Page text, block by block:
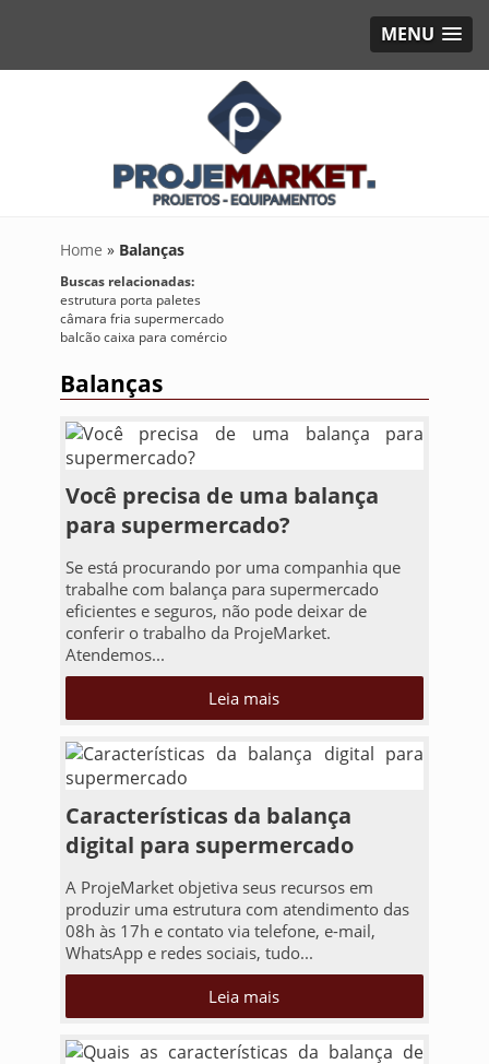
MENU
Home » Balanças
Buscas relacionadas:
estrutura porta paletes
câmara fria supermercado
balcão caixa para comércio
Balanças
Você precisa de uma balança
para supermercado?
Se está procurando por uma companhia que
trabalhe com balança para supermercado
eficientes e seguros, não pode deixar de
conferir o trabalho da ProjeMarket.
Atendemos...
Leia mais
Características da balança
digital para supermercado
A ProjeMarket objetiva seus recursos em
produzir uma estrutura com atendimento das
08h às 17h e contato via telefone, e-mail,
WhatsApp e redes sociais, tudo...
Leia mais